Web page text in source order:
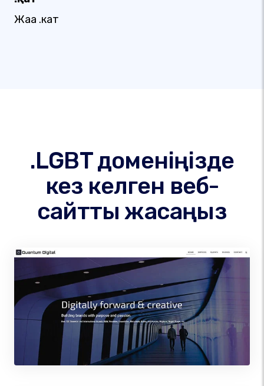
Жаңа .кат
.LGBT доменіңізде
кез келген веб-
сайтты жасаңыз